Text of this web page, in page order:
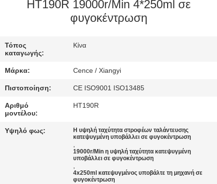
ΈΛΕΓΧΟΣ
ΠΟΙΌΤΗΤΑΣ
ΕΠΙΚΟΙΝΩΝΉΣΤΕ
ΜΑΖΊ
ΜΑΣ
ΕΙΔΉΣΕΙΣ
ΥΠΟΘΈΣΕΙΣ
HT190R 19000r/Min 4*250ml σε
φυγοκέντρωση
Τόπος
καταγωγής:
Κίνα
Μάρκα: Cence / Xiangyi
Πιστοποίηση: CE ISO9001 ISO13485
Αριθμό
μοντέλου:
HT190R
Υψηλό φως:
Η υψηλή ταχύτητα στροφέων ταλάντευσης
κατεψυγμένη υποβάλλει σε φυγοκέντρωση
,
19000r/Min η υψηλή ταχύτητα κατεψυγμένη
υποβάλλει σε φυγοκέντρωση
,
4x250ml κατεψυγμένος υποβάλτε τη μηχανή σε
φυγοκέντρωση